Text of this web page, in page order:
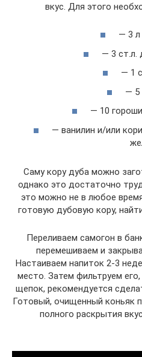
вкус. Для этого
— 3 л
— 3 ст.л.
— 1
— 5
— 10
— ванилин и/или
Саму кору дуба можно
однако это достаточно
это можно не в любое
готовую дубовую кору,
Переливаем самогон в
перемешиваем и
Настаиваем напиток 2-3
место. Затем фильтруем
щепок, рекомендуется
Готовый, очищенный коньяк
полного раскрытия